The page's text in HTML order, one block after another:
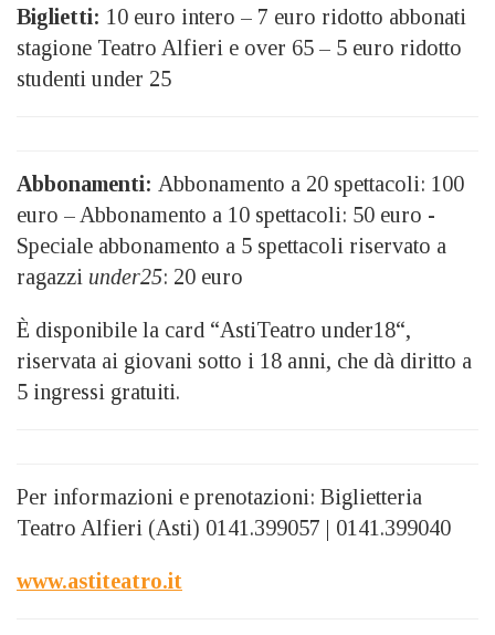
Biglietti: 10 euro intero – 7 euro ridotto abbonati
stagione Teatro Alfieri e over 65 – 5 euro ridotto
studenti under 25
Abbonamenti: Abbonamento a 20 spettacoli: 100
euro – Abbonamento a 10 spettacoli: 50 euro -
Speciale abbonamento a 5 spettacoli riservato a
ragazzi under25: 20 euro
È disponibile la card “AstiTeatro under18“,
riservata ai giovani sotto i 18 anni, che dà diritto a
5 ingressi gratuiti.
Per informazioni e prenotazioni: Biglietteria
Teatro Alfieri (Asti) 0141.399057 | 0141.399040
www.astiteatro.it